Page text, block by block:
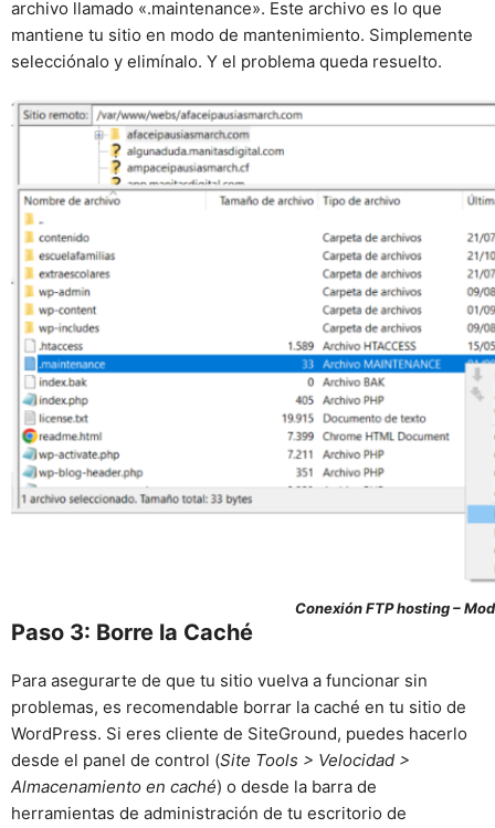
archivo llamado «.maintenance». Este archivo es lo que
mantiene tu sitio en modo de mantenimiento. Simplemente
selecciónalo y elimínalo. Y el problema queda resuelto.
Conexión FTP hosting –
Paso 3: Borre la Caché
Para asegurarte de que tu sitio vuelva a funcionar sin
problemas, es recomendable borrar la caché en tu sitio de
WordPress. Si eres cliente de SiteGround, puedes hacerlo
desde el panel de control (Site Tools > Velocidad >
Almacenamiento en caché) o desde la barra de
herramientas de administración de tu escritorio de